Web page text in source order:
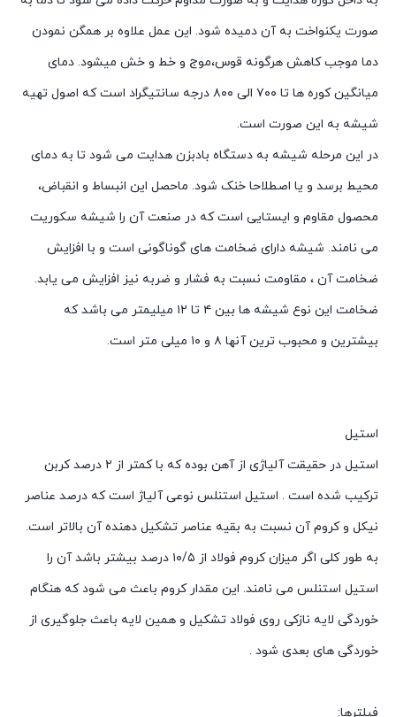
صورت یکنواخت به آن دمیده شود. این عمل علاوه بر همگن نمودن
دما موجب کاهش هرگونه قوس،موج و خط و خش میشود. دمای
میانگین کوره ها تا ۷۰۰ الی ۸۰۰ درجه سانتیگراد است که اصول تهیه
شیشه به این صورت است.
در این مرحله شیشه به دستگاه بادبزن هدایت می شود تا به دمای
محیط برسد و یا اصطلاحا خنک شود. ماحصل این انبساط و انقباض،
محصول مقاوم و ایستایی است که در صنعت آن را شیشه سکوریت
می نامند. شیشه دارای ضخامت های گوناگونی است و با افزایش
ضخامت آن ، مقاومت نسبت به فشار و ضربه نیز افزایش می یابد.
ضخامت این نوع شیشه ها بین ۴ تا ۱۲ میلیمتر می باشد که
بیشترین و محبوب ترین آنها ۸ و ۱۰ میلی متر است.
استیل
استیل در حقیقت آلیاژی از آهن بوده که با کمتر از ۲ درصد کربن
ترکیب شده است . استیل استنلس نوعی آلیاژ است که درصد عناصر
نیکل و کروم آن نسبت به بقیه عناصر تشکیل دهنده آن بالاتر است.
به طور کلی اگر میزان کروم فولاد از ۱۰/۵ درصد بیشتر باشد آن را
استیل استنلس می نامند. این مقدار کروم باعث می شود که هنگام
خوردگی لایه نازکی روی فولاد تشکیل و همین لایه باعث جلوگیری از
خوردگی های بعدی شود .
فیلترها: